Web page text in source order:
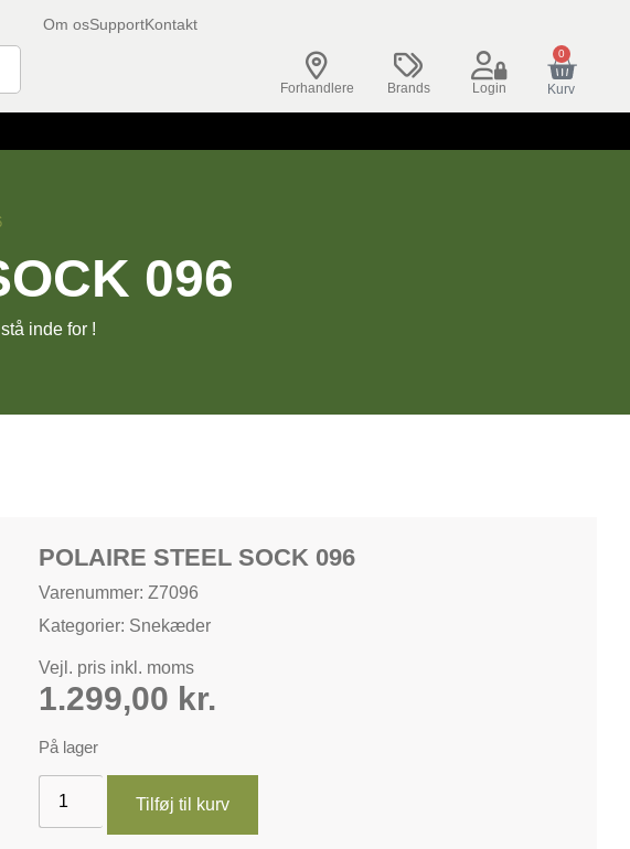
Om osSupportKontakt
Forhandlere Brands Login
0
Kurv
096
inde for !
POLAIRE STEEL SOCK 096
Varenummer: Z7096
Kategorier: Snekæder
Vejl. pris inkl. moms
1.299,00 kr.
På lager
Tilføj til kurv